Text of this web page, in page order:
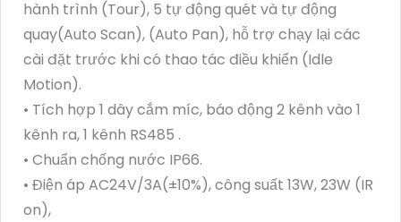
hành trình (Tour), 5 tự động quét và tự động
quay(Auto Scan), (Auto Pan), hỗ trợ chạy lại các
cài đặt trước khi có thao tác điều khiển (Idle
Motion).
• Tích hợp 1 dây cắm míc, báo động 2 kênh vào 1
kênh ra, 1 kênh RS485 .
• Chuẩn chống nước IP66.
• Điện áp AC24V/3A(±10%), công suất 13W, 23W (IR
on),